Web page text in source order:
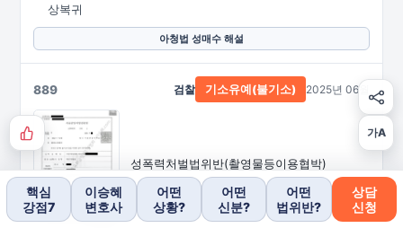
상복귀
아청법 성매수 해설
889
성폭력처벌법위반(촬영물등이용협박)
검찰 기소유예(불기소) 2025년 06월
가A
핵심
강점7
이승혜
변호사
어떤
상황?
어떤
신분?
어떤
법위반?
상담
신청